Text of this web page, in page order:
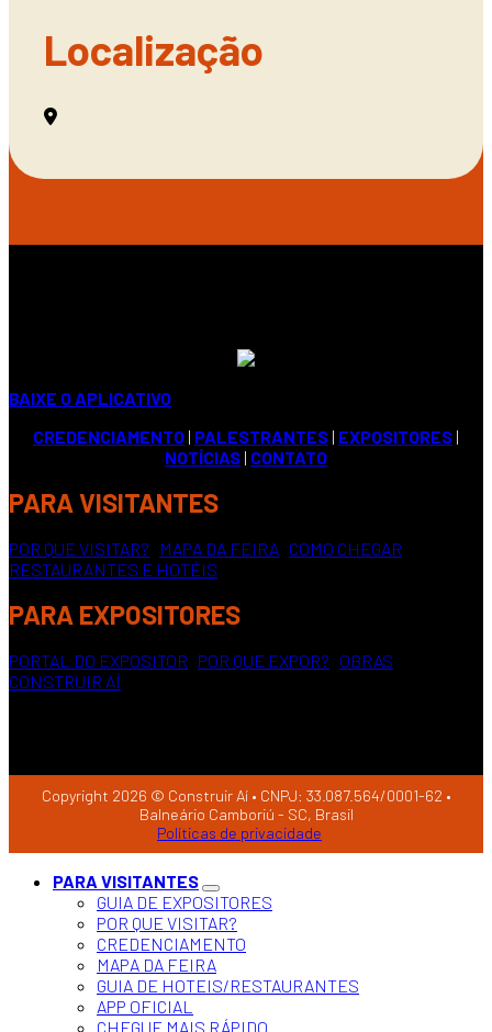
Localização
BAIXE O APLICATIVO
CREDENCIAMENTO | PALESTRANTES | EXPOSITORES |
NOTÍCIAS | CONTATO
PARA VISITANTES
POR QUE VISITAR? MAPA DA FEIRA COMO CHEGAR
RESTAURANTES E HOTÉIS
PARA EXPOSITORES
PORTAL DO EXPOSITOR POR QUE EXPOR? OBRAS
CONSTRUIR AÍ
Copyright 2026 © Construir Aí • CNPJ: 33.087.564/0001-62 •
Balneário Camboriú - SC, Brasil
Políticas de privacidade
PARA VISITANTES
GUIA DE EXPOSITORES
POR QUE VISITAR?
CREDENCIAMENTO
MAPA DA FEIRA
GUIA DE HOTEIS/RESTAURANTES
APP OFICIAL
CHEGUE MAIS RÁPIDO